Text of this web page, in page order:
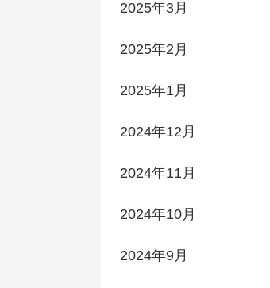
2025年3月
2025年2月
2025年1月
2024年12月
2024年11月
2024年10月
2024年9月